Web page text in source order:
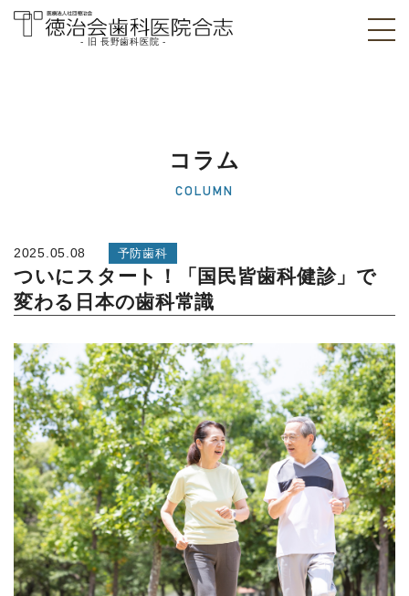
医院]｜熊本県合志
- 旧 長野歯科医院 -
コラム
COLUMN
2025.05.08 予防歯科
ついにスタート！「国民皆歯科健診」で
変わる日本の歯科常識